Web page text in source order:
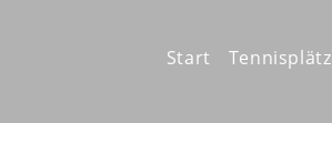
Start